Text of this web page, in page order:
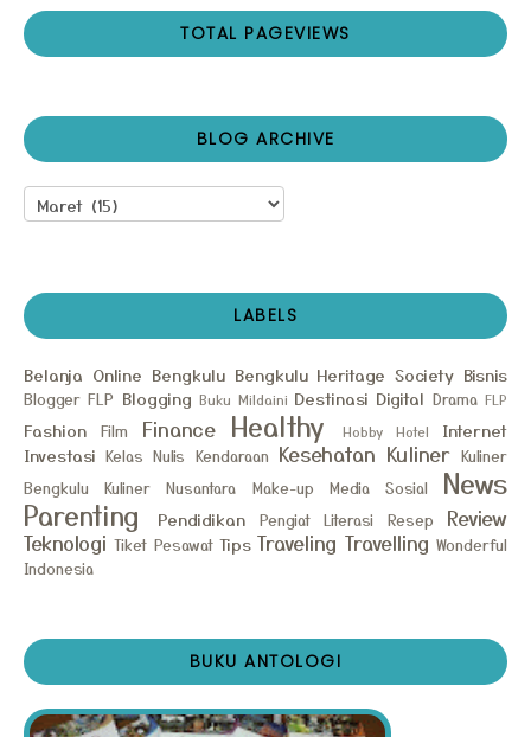
TOTAL PAGEVIEWS
BLOG ARCHIVE
LABELS
Belanja Online Bengkulu Bengkulu Heritage Society Bisnis
Blogger FLP Blogging Buku Mildaini Destinasi Digital Drama FLP
Fashion Film Finance Healthy Hobby Hotel
Internet
Investasi Kelas Nulis Kendaraan Kesehatan Kuliner Kuliner
Bengkulu
Kuliner Nusantara Make-up Media Sosial
News
Parenting
Pendidikan Pengiat Literasi Resep
Review
Teknologi Tiket Pesawat Tips Traveling Travelling Wonderful
Indonesia
BUKU ANTOLOGI